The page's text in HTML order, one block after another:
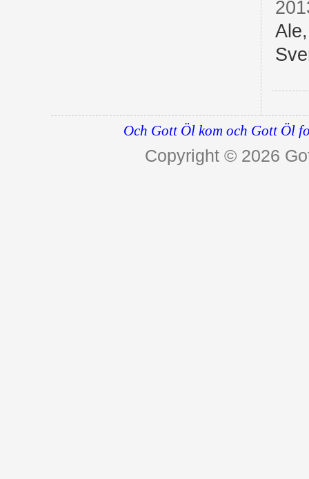
Och Gott Öl kom och Gott Öl
Copyright © 2026